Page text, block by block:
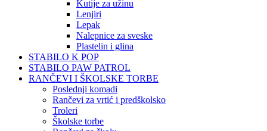
Kutije za užinu
Lenjiri
Lepak
Nalepnice za sveske
Plastelin i glina
STABILO K POP
STABILO PAW PATROL
RANČEVI I ŠKOLSKE TORBE
Poslednji komadi
Rančevi za vrtić i predškolsko
Troleri
Školske torbe